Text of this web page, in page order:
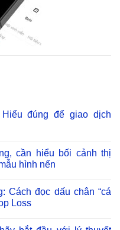
đúng để giao dịch
cần hiểu bối cảnh thị
hình nến
Cách đọc dấu chân “cá
Loss